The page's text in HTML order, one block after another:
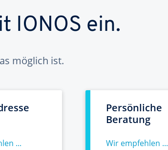
IONOS ein.
möglich ist.
...
Persönliche
Beratung
Wir empfehlen ...